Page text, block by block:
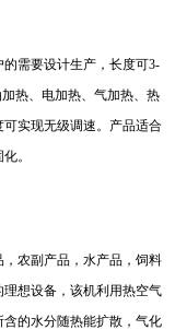
需要设计生产，长度可3-
热、电加热、气加热、热
实现无级调速。产品适合
。
农副产品，水产品，饲料
想设备，该机利用热空气
的水分随热能扩散，气化